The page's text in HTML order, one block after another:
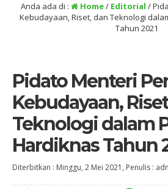
Anda ada di : Home/ Editorial /
Kebudayaan, Riset, dan Teknologi
Tahun 2021
Pidato Menteri
Kebudayaan,
Teknologi dalam
Hardiknas Tahun
Diterbitkan : Minggu, 2 Mei 2021 , Penulis :